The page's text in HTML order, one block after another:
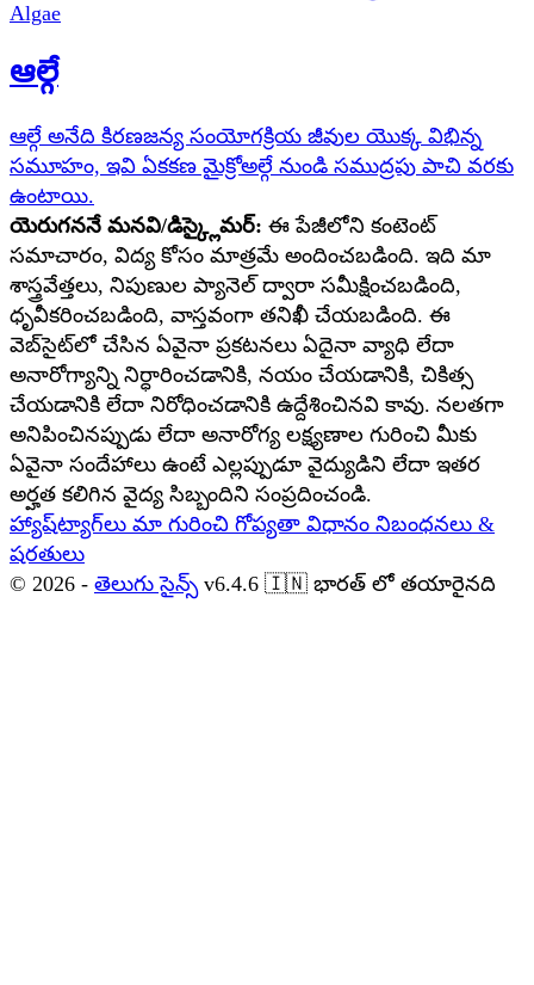
Algae
ఆల్గే
ఆల్గే అనేది కిరణజన్య సంయోగక్రియ జీవుల యొక్క విభిన్న
సమూహం, ఇవి ఏకకణ మైక్రోఅల్గే నుండి సముద్రపు పాచి వరకు
ఉంటాయి.
యెరుగననే మనవి/డిస్క్లైమర్: ఈ పేజీలోని కంటెంట్
సమాచారం, విద్య కోసం మాత్రమే అందించబడింది. ఇది మా
శాస్త్రవేత్తలు, నిపుణుల ప్యానెల్ ద్వారా సమీక్షించబడింది,
ధృవీకరించబడింది, వాస్తవంగా తనిఖీ చేయబడింది. ఈ
వెబ్‌సైట్‌లో చేసిన ఏవైనా ప్రకటనలు ఏదైనా వ్యాధి లేదా
అనారోగ్యాన్ని నిర్ధారించడానికి, నయం చేయడానికి, చికిత్స
చేయడానికి లేదా నిరోధించడానికి ఉద్దేశించినవి కావు. నలతగా
అనిపించినప్పుడు లేదా అనారోగ్య లక్ష్యణాల గురించి మీకు
ఏవైనా సందేహాలు ఉంటే ఎల్లప్పుడూ వైద్యుడిని లేదా ఇతర
అర్హత కలిగిన వైద్య సిబ్బందిని సంప్రదించండి.
హ్యాష్‌ట్యాగ్‌లు మా గురించి గోప్యతా విధానం నిబంధనలు &
షరతులు
© 2026 - తెలుగు సైన్స్ v6.4.6 🇮🇳 భారత్ లో తయారైనది